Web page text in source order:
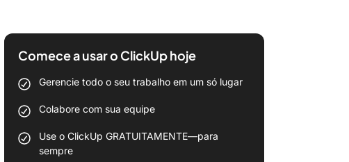
Comece a usar o ClickUp hoje
Gerencie todo o seu trabalho em um só lugar
Colabore com sua equipe
Use o ClickUp GRATUITAMENTE—para
sempre